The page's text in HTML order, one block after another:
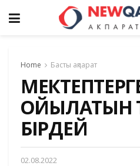
Home Басты ақпарат
ҚОЙЫЛАТЫН
БІРДЕЙ
02.08.2022